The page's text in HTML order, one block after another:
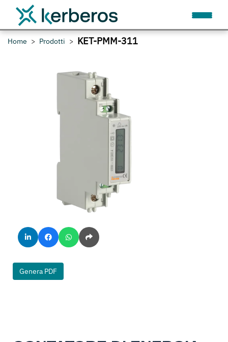
Home Prodotti KET-PMM-311
Genera PDF